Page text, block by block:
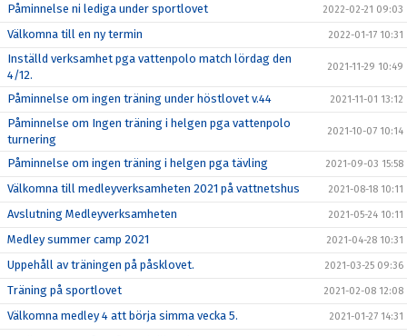
Påminnelse ni lediga under sportlovet 2022-02-21 09:03
Välkomna till en ny termin 2022-01-17 10:31
Inställd verksamhet pga vattenpolo match lördag den
4/12.
2021-11-29 10:49
Påminnelse om ingen träning under höstlovet v.44 2021-11-01 13:12
Påminnelse om Ingen träning i helgen pga vattenpolo
turnering
2021-10-07 10:14
Påminnelse om ingen träning i helgen pga tävling 2021-09-03 15:58
Välkomna till medleyverksamheten 2021 på vattnetshus 2021-08-18 10:11
Avslutning Medleyverksamheten 2021-05-24 10:11
Medley summer camp 2021 2021-04-28 10:31
Uppehåll av träningen på påsklovet. 2021-03-25 09:36
Träning på sportlovet 2021-02-08 12:08
Välkomna medley 4 att börja simma vecka 5. 2021-01-27 14:31